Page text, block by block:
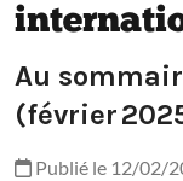
Au
(février
Publié le 12/02/